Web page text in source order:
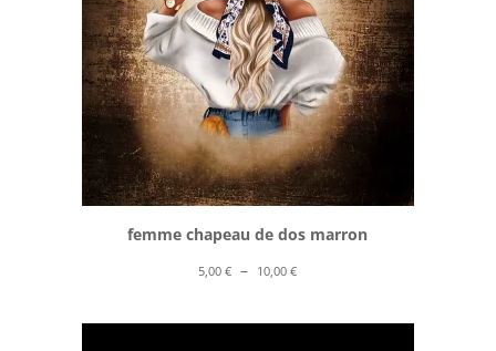
femme chapeau de dos marron
5,00€ – 10,00€Plage
prix :